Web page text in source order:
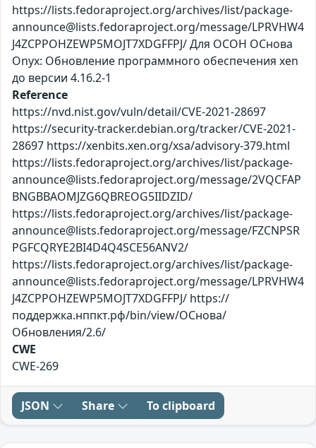
https://lists.fedoraproject.org/archives/list/package-
announce@lists.fedoraproject.org/message/LPRVHW4
J4ZCPPOHZEWP5MOJT7XDGFFPJ/ Для ОСОН ОСнова
Оnyx: Обновление программного обеспечения xen
до версии 4.16.2-1
Reference
https://nvd.nist.gov/vuln/detail/CVE-2021-28697
https://security-tracker.debian.org/tracker/CVE-2021-
28697 https://xenbits.xen.org/xsa/advisory-379.html
https://lists.fedoraproject.org/archives/list/package-
announce@lists.fedoraproject.org/message/2VQCFAP
BNGBBAOMJZG6QBREOG5IIDZID/
https://lists.fedoraproject.org/archives/list/package-
announce@lists.fedoraproject.org/message/FZCNPSR
PGFCQRYE2BI4D4Q4SCE56ANV2/
https://lists.fedoraproject.org/archives/list/package-
announce@lists.fedoraproject.org/message/LPRVHW4
J4ZCPPOHZEWP5MOJT7XDGFFPJ/ https://
поддержка.нппкт.рф/bin/view/ОСнова/
Обновления/2.6/
CWE
CWE-269
JSON Share To clipboard